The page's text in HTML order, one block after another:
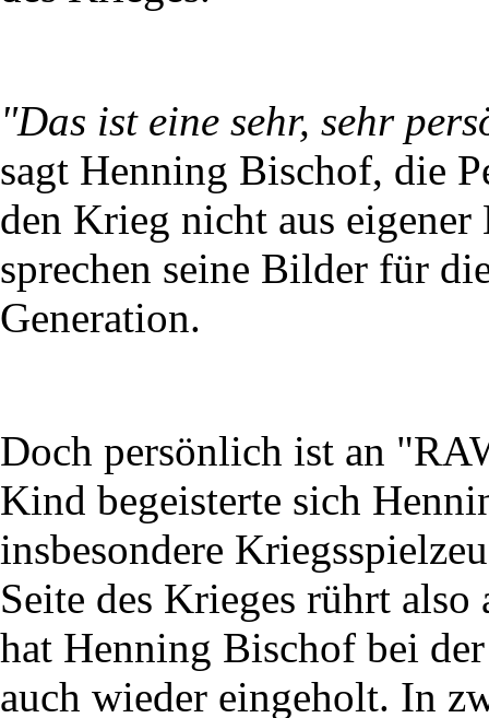
"Das ist eine sehr, sehr
sagt Henning Bischof, die
den Krieg nicht aus
sprechen seine Bilder für
Generation.
Doch persönlich ist an
Kind begeisterte sich
insbesondere
Seite des Krieges rührt also
hat Henning Bischof bei
auch wieder eingeholt. In